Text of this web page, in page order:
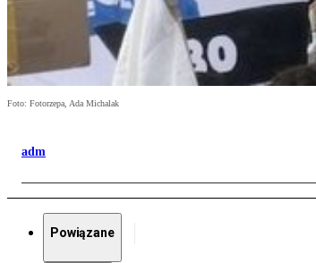
Foto: Fotorzepa, Ada Michalak
adm
Powiązane